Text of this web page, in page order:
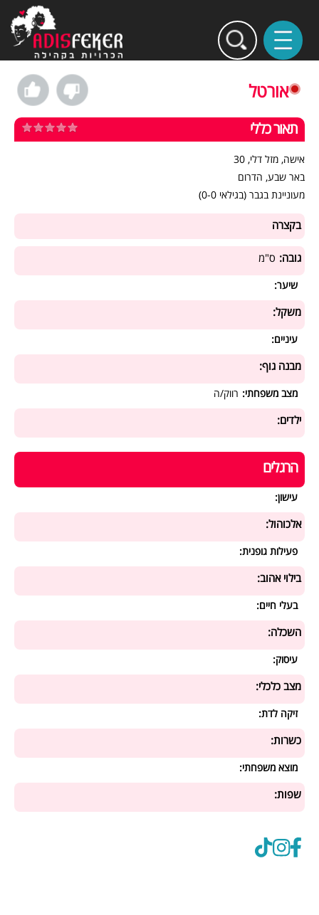
אורטל
תאור כללי
אישה, מזל דלי, 30
באר שבע, הדרום
מעוניינת בגבר (בגילאי 0-0)
בקצרה
גובה: ס"מ
שיער:
משקל:
עיניים:
מבנה גוף:
מצב משפחתי: רווק/ה
ילדים:
הרגלים
עישון:
אלכוהול:
פעילות גופנית:
בילוי אהוב:
בעלי חיים:
השכלה:
עיסוק:
מצב כלכלי:
זיקה לדת:
כשרות:
מוצא משפחתי:
שפות: